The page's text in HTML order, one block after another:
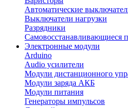
Автоматические
Выключатели нагрузки
Разрядники
Самовосстанавливающиеся
Электронные модули
Arduino
Audio усилители
Модули дистанционного
Модули заряда АКБ
Модули питания
Генераторы импульсов